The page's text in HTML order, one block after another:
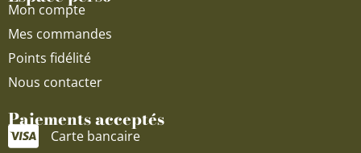
Mon compte
Mes commandes
Points fidélité
Nous contacter
Paiements acceptés
Carte bancaire